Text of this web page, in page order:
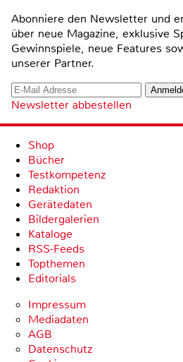
Abonniere den Newsletter und
über neue Magazine, exklusive
Gewinnspiele, neue Features
unserer Partner.
Newsletter abbestellen
Shop
Bücher
Testkompetenz
Redaktion
Gerätedaten
Bildergalerien
Kataloge
RSS-Feeds
Topthemen
Editorials
Impressum
Mediadaten
AGB
Datenschutz